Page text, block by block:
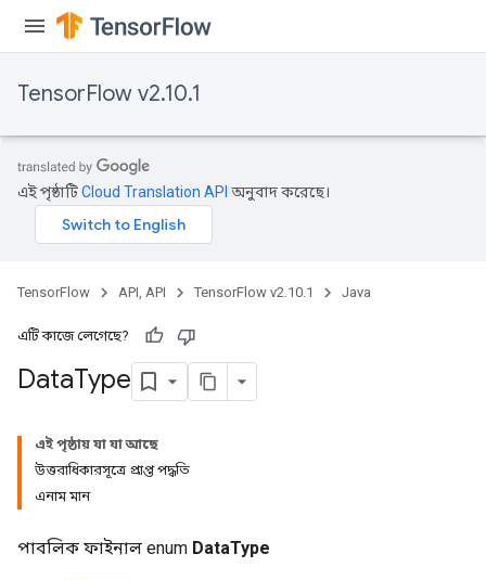
TensorFlow v2.10.1
এই পৃষ্ঠাটিCloud Translation API অনুবাদ করেছে।
TensorFlow API, API TensorFlow v2.10.1 Java
এটি কাজে লেগেছে?
DataType
এই পৃষ্ঠায় যা যা আছে
উত্তরাধিকারসূত্রে প্রাপ্ত পদ্ধতি
এনাম মান
পাবলিক ফাইনাল enum DataType